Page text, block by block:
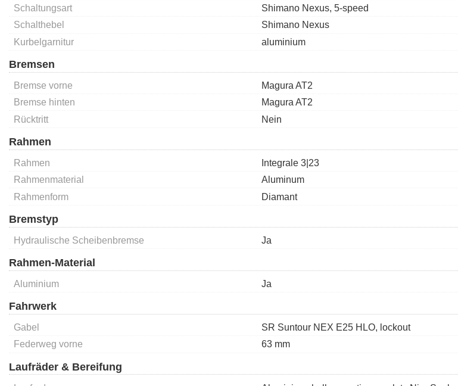
Schaltungsart
Shimano Nexus, 5-speed
Schalthebel
Shimano Nexus
Kurbelgarnitur
aluminium
Bremsen
Bremse vorne
Magura AT2
Bremse hinten
Magura AT2
Rücktritt
Nein
Rahmen
Rahmen
Integrale 3|23
Rahmenmaterial
Aluminum
Rahmenform
Diamant
Bremstyp
Hydraulische Scheibenbremse Ja
Rahmen-Material
Aluminium Ja
Fahrwerk
Gabel
SR Suntour NEX E25 HLO, lockout
Federweg vorne
63 mm
Laufräder & Bereifung